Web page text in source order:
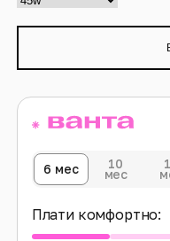
6 мес 10
мес
Плати комфортно: